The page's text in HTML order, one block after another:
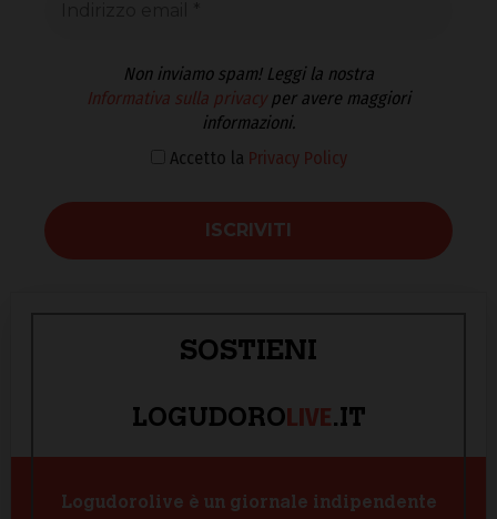
Non inviamo spam! Leggi la nostra
Informativa sulla privacyper avere maggiori
informazioni.
Accetto la Privacy Policy
SOSTIENI
LOGUDOROLIVE.IT
Logudorolive è un giornale indipendente